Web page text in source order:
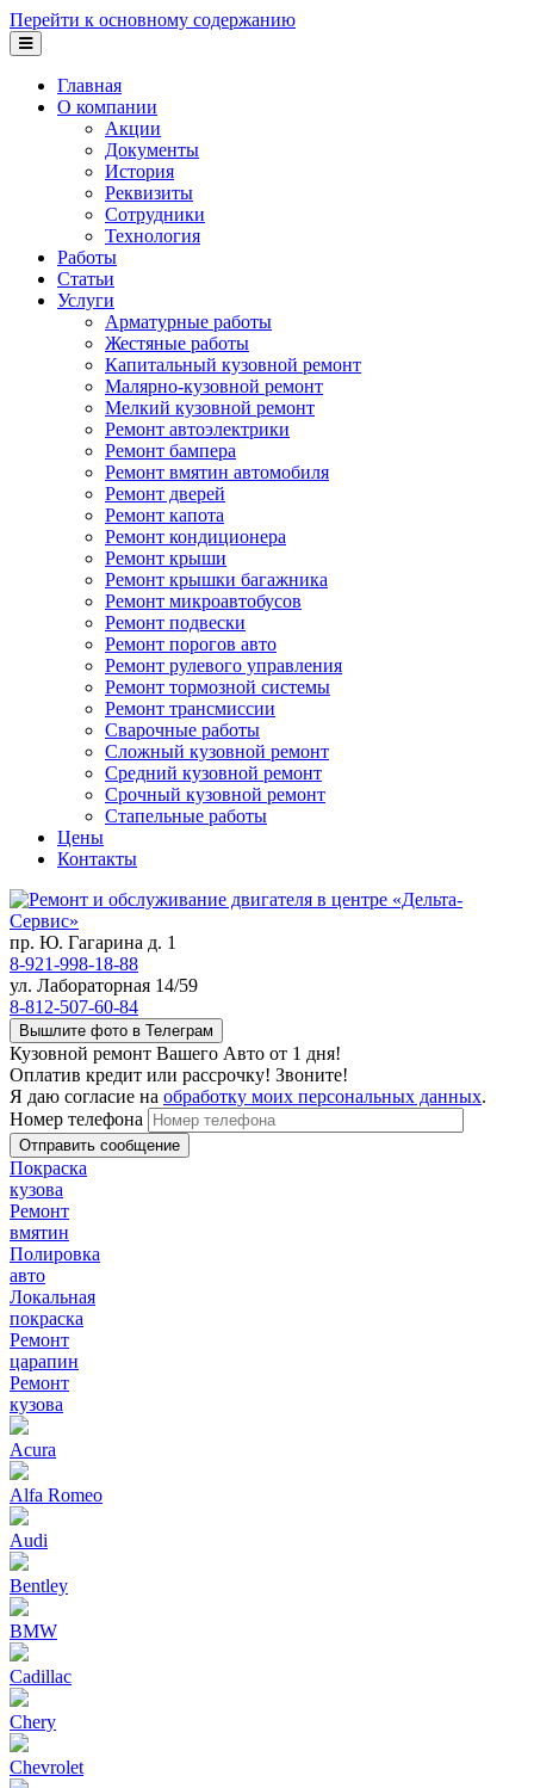
Перейти к основному содержанию
Главная
О компании
Акции
Документы
История
Реквизиты
Сотрудники
Технология
Работы
Статьи
Услуги
Арматурные работы
Жестяные работы
Капитальный кузовной ремонт
Малярно-кузовной ремонт
Мелкий кузовной ремонт
Ремонт автоэлектрики
Ремонт бампера
Ремонт вмятин автомобиля
Ремонт дверей
Ремонт капота
Ремонт кондиционера
Ремонт крыши
Ремонт крышки багажника
Ремонт микроавтобусов
Ремонт подвески
Ремонт порогов авто
Ремонт рулевого управления
Ремонт тормозной системы
Ремонт трансмиссии
Сварочные работы
Сложный кузовной ремонт
Средний кузовной ремонт
Срочный кузовной ремонт
Стапельные работы
Цены
Контакты
пр. Ю. Гагарина д. 1
8-921-998-18-88
ул. Лабораторная 14/59
8-812-507-60-84
Вышлите фото в Телеграм
Кузовной ремонт Вашего Авто от 1 дня!
Оплатив кредит или рассрочку! Звоните!
Я даю согласие на обработку моих персональных данных.
Номер телефона
Покраска
кузова
Ремонт
вмятин
Полировка
авто
Локальная
покраска
Ремонт
царапин
Ремонт
кузова
Acura
Alfa Romeo
Audi
Bentley
BMW
Cadillac
Chery
Chevrolet